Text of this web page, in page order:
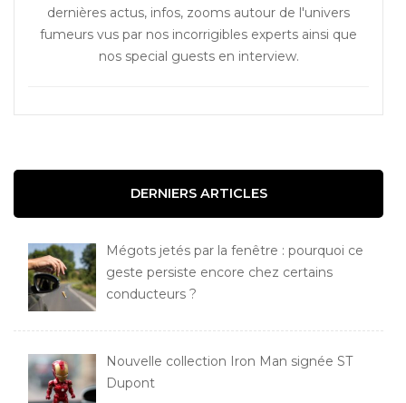
dernières actus, infos, zooms autour de l'univers
fumeurs vus par nos incorrigibles experts ainsi que
nos special guests en interview.
DERNIERS ARTICLES
Mégots jetés par la fenêtre : pourquoi ce
geste persiste encore chez certains
conducteurs ?
Nouvelle collection Iron Man signée ST
Dupont